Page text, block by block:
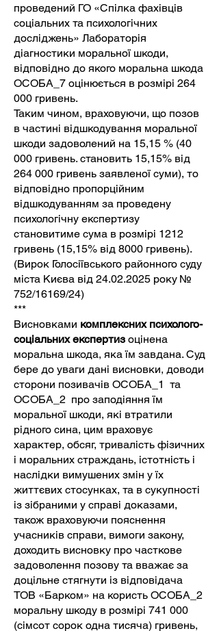
проведений ГО «Спілка фахівців
соціальних та психологічних
досліджень» Лабораторія
діагностики моральної шкоди,
відповідно до якого моральна шкода
ОСОБА_7 оцінюється в розмірі 264
000 гривень.
Таким чином, враховуючи, що позов
в частині відшкодування моральної
шкоди задоволений на 15,15 % (40
000 гривень. становить 15,15% від
264 000 гривень заявленої суми), то
відповідно пропорційним
відшкодуванням за проведену
психологічну експертизу
становитиме сума в розмірі 1212
гривень (15,15% від 8000 гривень).
(Вирок Голосіївського районного суду
міста Києва від 24.02.2025 року №
752/16169/24)
***
Висновками комплексних психолого-
соціальних експертиз оцінена
моральна шкода, яка їм завдана. Суд
бере до уваги дані висновки, доводи
сторони позивачів ОСОБА_1 та
ОСОБА_2 про заподіяння їм
моральної шкоди, які втратили
рідного сина, цим враховує
характер, обсяг, тривалість фізичних
і моральних страждань, істотність і
наслідки вимушених змін у їх
життєвих стосунках, та в сукупності
із зібраними у справі доказами,
також враховуючи пояснення
учасників справи, вимоги закону,
доходить висновку про часткове
задоволення позову та вважає за
доцільне стягнути із відповідача
ТОВ «Барком» на користь ОСОБА_2
моральну шкоду в розмірі 741 000
(сімсот сорок одна тисяча) гривень,